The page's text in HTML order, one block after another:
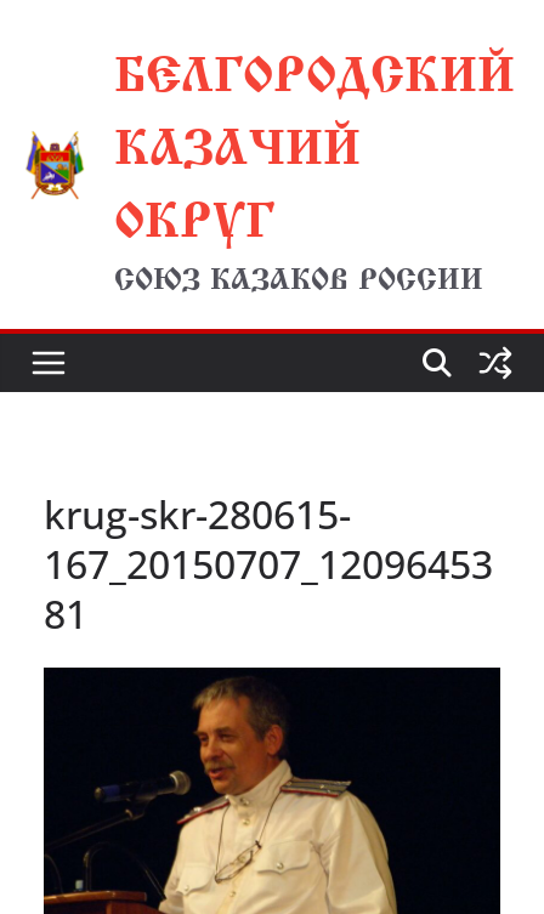
содержимомуБЕЛГОРОДСКИЙ
КАЗАЧИЙ
ОКРУГ
СОЮЗ КАЗАКОВ РОССИИ
krug-skr-280615-
167_20150707_12096453
81